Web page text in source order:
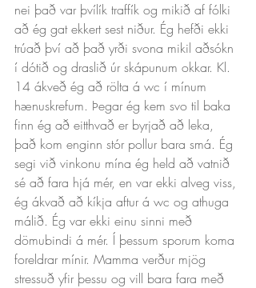
nei það var þvílík traffík og mikið af fólki
að ég gat ekkert sest niður. Ég hefði ekki
trúað því að það yrði svona mikil aðsókn
í dótið og draslið úr skápunum okkar. Kl.
14 ákveð ég að rölta á wc í mínum
hænuskrefum. Þegar ég kem svo til baka
finn ég að eitthvað er byrjað að leka,
það kom enginn stór pollur bara smá. Ég
segi við vinkonu mína ég held að vatnið
sé að fara hjá mér, en var ekki alveg viss,
ég ákvað að kíkja aftur á wc og athuga
málið. Ég var ekki einu sinni með
dömubindi á mér. Í þessum sporum koma
foreldrar mínir. Mamma verður mjög
stressuð yfir þessu og vill bara fara með